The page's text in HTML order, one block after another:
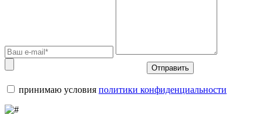
Отправить
принимаю условия политики конфиденциальности